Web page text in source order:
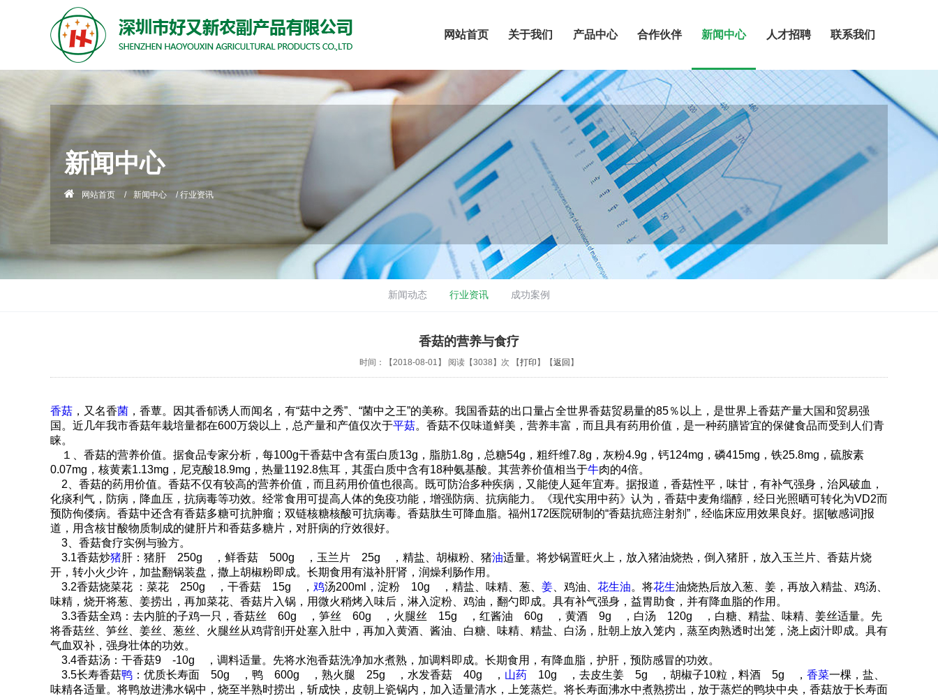
网站首页 关于我们 产品中心 合作伙伴 新闻中心 人才招聘 联系我们
新闻中心
网站首页 / 新闻中心 /行业资讯
新闻动态 行业资讯 成功案例
香菇的营养与食疗
时间：【2018-08-01】 阅读【3038】次 【打印 】【返回 】
香菇 ，又名香菌 ，香蕈。因其香郁诱人而闻名，有“菇中之秀”、“菌中之王”的美称。我国香菇的出口量占全世界香菇贸易量的85％以上，是世界上香菇产量大国和贸易强
国。近几年我市香菇年栽培量都在600万袋以上，总产量和产值仅次于平菇。香菇不仅味道鲜美，营养丰富，而且具有药用价值，是一种药膳皆宜的保健食品而受到人们青
睐。
１、香菇的营养价值。据食品专家分析，每100g干香菇中含有蛋白质13g，脂肪1.8g，总糖54g，粗纤维7.8g，灰粉4.9g，钙124mg，磷415mg，铁25.8mg，硫胺素
0.07mg，核黄素1.13mg，尼克酸18.9mg，热量1192.8焦耳，其蛋白质中含有18种氨基酸。其营养价值相当于牛肉的4倍。
2、香菇的药用价值。香菇不仅有较高的营养价值，而且药用价值也很高。既可防治多种疾病，又能使人延年宜寿。据报道，香菇性平，味甘，有补气强身，治风破血，
化痰利气，防病，降血压，抗病毒等功效。经常食用可提高人体的免疫功能，增强防病、抗病能力。《现代实用中药》认为，香菇中麦角缁醇，经日光照晒可转化为VD2而
预防佝偻病。香菇中还含有香菇多糖可抗肿瘤；双链核糖核酸可抗病毒。香菇肽生可降血脂。福州172医院研制的“香菇抗癌注射剂”，经临床应用效果良好。据[敏感词]报
道，用含核甘酸物质制成的健肝片和香菇多糖片，对肝病的疗效很好。
3、香菇食疗实例与验方。
3.1香菇炒猪肝：猪肝 250g ，鲜香菇 500g ，玉兰片 25g ，精盐、胡椒粉、猪油适量。将炒锅置旺火上，放入猪油烧热，倒入猪肝，放入玉兰片、香菇片烧
开，转小火少许，加盐翻锅装盘，撒上胡椒粉即成。长期食用有滋补肝肾，润燥利肠作用。
3.2香菇烧菜花 ：菜花 250g ，干香菇 15g ， 鸡汤200ml，淀粉 10g ，精盐、味精、葱、 姜 、鸡油、 花生油。将花生油烧热后放入葱、姜，再放入精盐、鸡汤、
味精，烧开将葱、姜捞出，再加菜花、香菇片入锅，用微火稍烤入味后，淋入淀粉、鸡油，翻勺即成。具有补气强身，益胃助食，并有降血脂的作用。
3.3香菇全鸡：去内脏的子鸡一只，香菇丝 60g ，笋丝 60g ，火腿丝 15g ，红酱油 60g ，黄酒 9g ，白汤 120g ，白糖、精盐、味精、姜丝适量。先
将香菇丝、笋丝、姜丝、葱丝、火腿丝从鸡背剖开处塞入肚中，再加入黄酒、酱油、白糖、味精、精盐、白汤，肚朝上放入笼内，蒸至肉熟透时出笼，浇上卤汁即成。具有
气血双补，强身壮体的功效。
3.4香菇汤：干香菇9 -10g ，调料适量。先将水泡香菇洗净加水煮熟，加调料即成。长期食用，有降血脂，护肝，预防感冒的功效。
3.5长寿香菇鸭 ：优质长寿面 50g ，鸭 600g ，熟火腿 25g ，水发香菇 40g ， 山药 10g ，去皮生姜 5g ，胡椒子10粒，料酒 5g ， 香菜一棵，盐、
味精各适量。将鸭放进沸水锅中，烧至半熟时捞出，斩成快，皮朝上瓷锅内，加入适量清水，上笼蒸烂。将长寿面沸水中煮熟捞出，放于蒸烂的鸭块中央，香菇放于长寿面